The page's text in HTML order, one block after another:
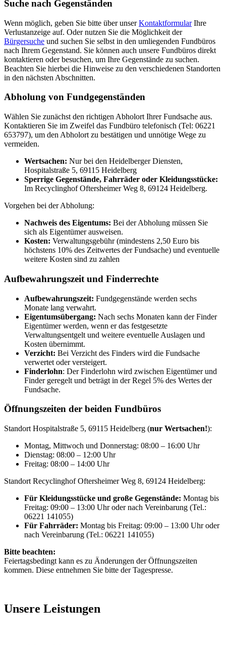
Suche nach Gegenständen
Wenn möglich, geben Sie bitte über unserKontaktformularIhre
Verlustanzeige auf. Oder nutzen Sie die Möglichkeit der
Bürgersuche und suchen Sie selbst in den umliegenden Fundbüros
nach Ihrem Gegenstand. Sie können auch unsere Fundbüros direkt
kontaktieren oder besuchen, um Ihre Gegenstände zu suchen.
Beachten Sie hierbei die Hinweise zu den verschiedenen Standorten
in den nächsten Abschnitten.
Abholung von Fundgegenständen
Wählen Sie zunächst den richtigen Abholort Ihrer Fundsache aus.
Kontaktieren Sie im Zweifel das Fundbüro telefonisch (Tel: 06221
653797), um den Abholort zu bestätigen und unnötige Wege zu
vermeiden.
Wertsachen: Nur bei den Heidelberger Diensten,
Hospitalstraße 5, 69115 Heidelberg
Sperrige Gegenstände, Fahrräder oder Kleidungsstücke:
Im Recyclinghof Oftersheimer Weg 8, 69124 Heidelberg.
Vorgehen bei der Abholung:
Nachweis des Eigentums: Bei der Abholung müssen Sie
sich als Eigentümer ausweisen.
Kosten: Verwaltungsgebühr (mindestens 2,50 Euro bis
höchstens 10% des Zeitwertes der Fundsache) und eventuelle
weitere Kosten sind zu zahlen
Aufbewahrungszeit und Finderrechte
Aufbewahrungszeit: Fundgegenstände werden sechs
Monate lang verwahrt.
Eigentumsübergang: Nach sechs Monaten kann der Finder
Eigentümer werden, wenn er das festgesetzte
Verwaltungsentgelt und weitere eventuelle Auslagen und
Kosten übernimmt.
Verzicht: Bei Verzicht des Finders wird die Fundsache
verwertet oder versteigert.
Finderlohn: Der Finderlohn wird zwischen Eigentümer und
Finder geregelt und beträgt in der Regel 5% des Wertes der
Fundsache.
Öffnungszeiten der beiden Fundbüros
Standort Hospitalstraße 5, 69115 Heidelberg (nur Wertsachen!):
Montag, Mittwoch und Donnerstag: 08:00 – 16:00 Uhr
Dienstag: 08:00 – 12:00 Uhr
Freitag: 08:00 – 14:00 Uhr
Standort Recyclinghof Oftersheimer Weg 8, 69124 Heidelberg:
Für Kleidungsstücke und große Gegenstände: Montag bis
Freitag: 09:00 – 13:00 Uhr oder nach Vereinbarung (Tel.:
06221 141055)
Für Fahrräder: Montag bis Freitag: 09:00 – 13:00 Uhr oder
nach Vereinbarung (Tel.: 06221 141055)
Bitte beachten:
Feiertagsbedingt kann es zu Änderungen der Öffnungszeiten
kommen. Diese entnehmen Sie bitte der Tagespresse.
Unsere Leistungen